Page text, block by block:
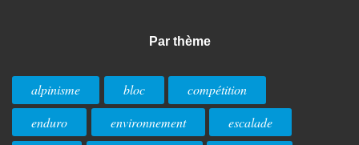
Par thème
alpinisme bloc
compétition
enduro
environnement
escalade